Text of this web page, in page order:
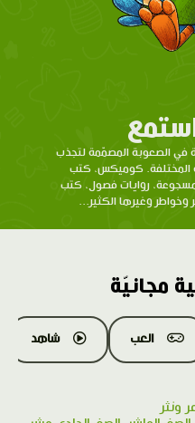
في الصعوبة المصمّمة لتجذب
المختلفة. كوميكس، كتب
روايات فصول، كتب
وغيرها الكثير...
مجانيّة
العب شاهد
ونثر